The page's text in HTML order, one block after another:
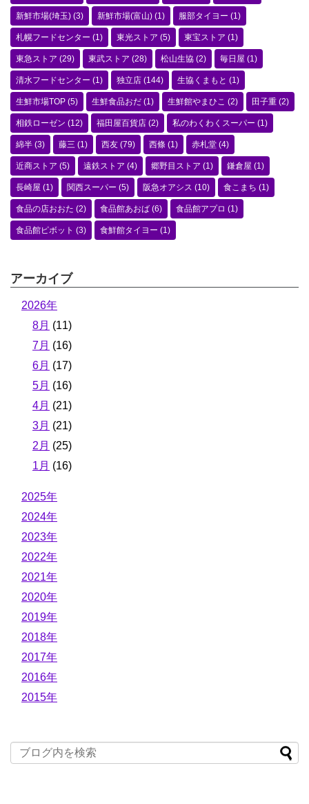
新鮮市場(埼玉) (3) 新鮮市場(富山) (1) 服部タイヨー (1)
札幌フードセンター (1) 東光ストア (5) 東宝ストア (1)
東急ストア (29) 東武ストア (28) 松山生協 (2) 毎日屋 (1)
清水フードセンター (1) 独立店 (144) 生協くまもと (1)
生鮮市場TOP (5) 生鮮食品おだ (1) 生鮮館やまひこ (2) 田子重 (2)
相鉄ローゼン (12) 福田屋百貨店 (2) 私のわくわくスーパー (1)
綿半 (3) 藤三 (1) 西友 (79) 西條 (1) 赤札堂 (4)
近商ストア (5) 遠鉄ストア (4) 郷野目ストア (1) 鎌倉屋 (1)
長崎屋 (1) 関西スーパー (5) 阪急オアシス (10) 食こまち (1)
食品の店おおた (2) 食品館あおば (6) 食品館アプロ (1)
食品館ピボット (3) 食鮮館タイヨー (1)
アーカイブ
2026年
8月 (11)
7月 (16)
6月 (17)
5月 (16)
4月 (21)
3月 (21)
2月 (25)
1月 (16)
2025年
2024年
2023年
2022年
2021年
2020年
2019年
2018年
2017年
2016年
2015年